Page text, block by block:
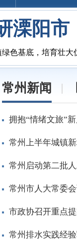
溧阳市
色基底，培育壮
常州新闻
拥抱“情绪文旅”
常州上半年城镇
常州启动第二批
常州市人大常委
市政协召开重点
常州排水实践经